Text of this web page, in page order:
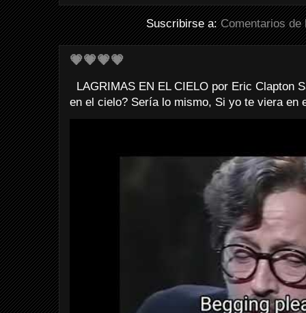
Suscribirse a:Comentarios de
💗💗💗💗
LAGRIMAS EN EL CIELO por Eric Clapton
en el cielo? Sería lo mismo, Si yo te viera en